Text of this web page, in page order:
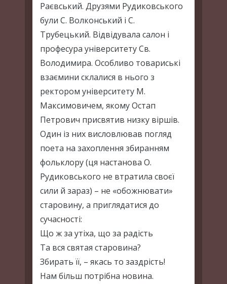
Раєвський. Друзями Рудиковського
були С. Волконський і С.
Трубецький. Відвідувала салон і
професура університету Св.
Володимира. Особливо товариські
взаємини склалися в нього з
ректором університету М.
Максимовичем, якому Остап
Петрович присвятив низку віршів.
Один із них висловлював погляд
поета на захоплення збиранням
фольклору (ця настанова О.
Рудиковського не втратила своєї
сили й зараз) – не «обожнювати»
старовину, а приглядатися до
сучасності:
Що ж за утіха, що за радість
Та вся святая старовина?
Збирать її, – якась то заздрість!
Нам більш потрібна новина.